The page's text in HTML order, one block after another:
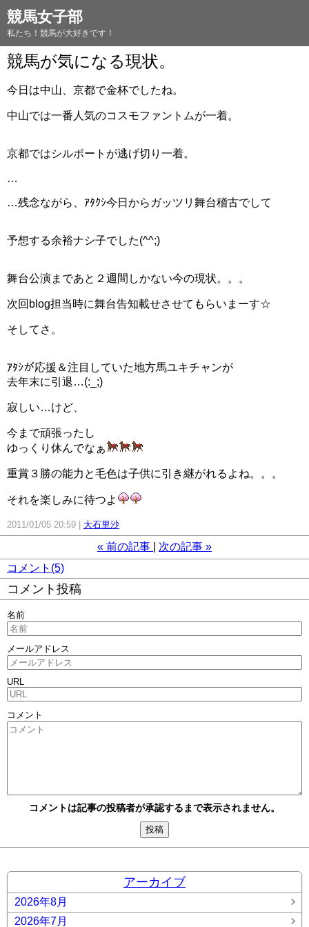
競馬女子部
私たち！競馬が大好きです！
競馬が気になる現状。
今日は中山、京都で金杯でしたね。
中山では一番人気のコスモファントムが一着。
京都ではシルポートが逃げ切り一着。
…
…残念ながら、ｱﾀｸｼ今日からガッツリ舞台稽古でして
予想する余裕ナシ子でした(^^;)
舞台公演まであと２週間しかない今の現状。。。
次回blog担当時に舞台告知載せさせてもらいまーす☆
そしてさ。
ｱﾀｼが応援＆注目していた地方馬ユキチャンが
去年末に引退…(:_;)
寂しい…けど、
今まで頑張ったし
ゆっくり休んでなぁ
重賞３勝の能力と毛色は子供に引き継がれるよね。。。
それを楽しみに待つよ
2011/01/05 20:59 大石里沙
« 前の記事 次の記事 »
コメント(5)
コメント投稿
名前
メールアドレス
URL
コメント
コメントは記事の投稿者が承認するまで表示されません。
アーカイブ
2026年8月
2026年7月